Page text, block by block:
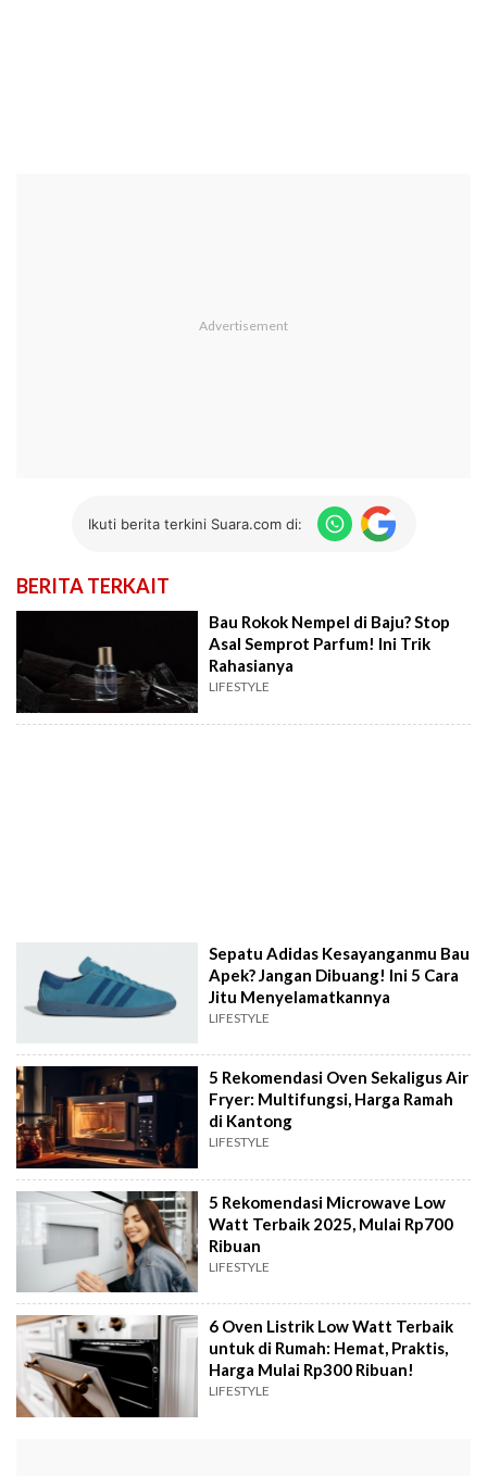
Ikuti berita terkini Suara.com di:
BERITA TERKAIT
Bau Rokok Nempel di Baju? Stop
Asal Semprot Parfum! Ini Trik
Rahasianya
LIFESTYLE
Sepatu Adidas Kesayanganmu Bau
Apek? Jangan Dibuang! Ini 5 Cara
Jitu Menyelamatkannya
LIFESTYLE
5 Rekomendasi Oven Sekaligus Air
Fryer: Multifungsi, Harga Ramah
di Kantong
LIFESTYLE
5 Rekomendasi Microwave Low
Watt Terbaik 2025, Mulai Rp700
Ribuan
LIFESTYLE
6 Oven Listrik Low Watt Terbaik
untuk di Rumah: Hemat, Praktis,
Harga Mulai Rp300 Ribuan!
LIFESTYLE